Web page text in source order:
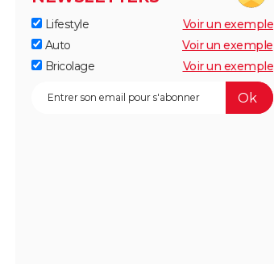
Lifestyle
Voir un exemple
Auto
Voir un exemple
Bricolage
Voir un exemple